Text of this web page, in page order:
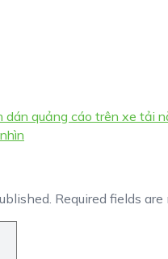
dán quảng cáo trên xe tải
Required fields